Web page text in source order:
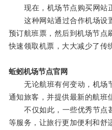
现在，机场节点购买网站正
这种网站通过合作机场设
预订航班票，然后到机场节点
快速领取机票，大大减少了传
蚯蚓机场节点官网
无论航班有何变动，机场
通知旅客，并提供最新的航班
不仅如此，一些优秀节点
等服务，让旅行更加便利和舒